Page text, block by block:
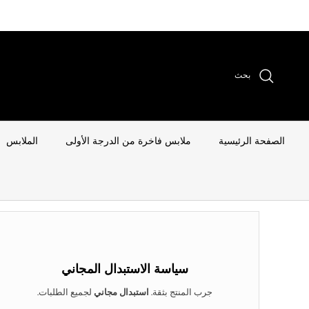
بحث
الصفحة الرئيسية ملابس فاخرة من الدرجة الأولى الملابس
سياسة الاستبدال المجاني
جرب المنتج بثقة. استبدال مجاني لجميع الطلبات.